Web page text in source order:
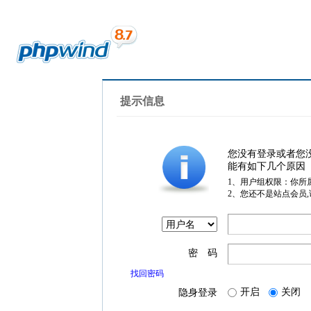
提示信息
您没有登录或者您
能有如下几个原因
1、用户组权限：你所
2、您还不是站点会员
密 码
找回密码
隐身登录 开启 关闭